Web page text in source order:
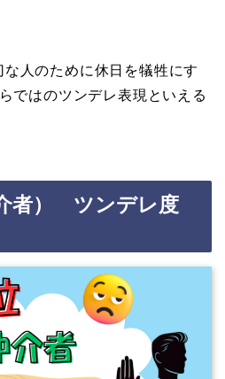
人のために休日を犠牲にす
ではのツンデレ表現といえる
者） ツンデレ度